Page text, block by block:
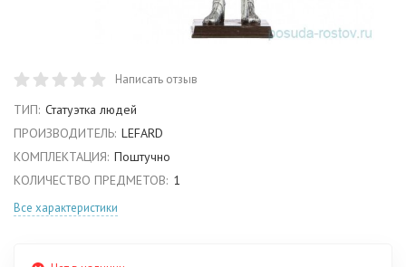
Написать отзыв
ТИП: Статуэтка людей
ПРОИЗВОДИТЕЛЬ: LEFARD
КОМПЛЕКТАЦИЯ: Поштучно
КОЛИЧЕСТВО ПРЕДМЕТОВ: 1
Все характеристики